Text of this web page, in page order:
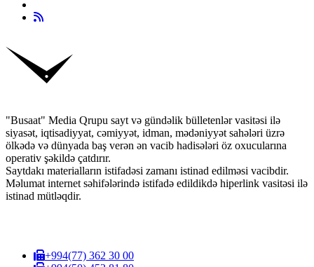
"Busaat" Media Qrupu sayt və gündəlik bülletenlər vasitəsi ilə
siyasət, iqtisadiyyat, cəmiyyət, idman, mədəniyyət sahələri üzrə
ölkədə və dünyada baş verən ən vacib hadisələri öz oxucularına
operativ şəkildə çatdırır.
Saytdakı materialların istifadəsi zamanı istinad edilməsi vacibdir.
Məlumat internet səhifələrində istifadə edildikdə hiperlink vasitəsi ilə
istinad mütləqdir.
+994(77) 362 30 00